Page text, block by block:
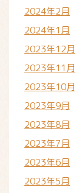
2024年2月
2024年1月
2023年12月
2023年11月
2023年10月
2023年9月
2023年8月
2023年7月
2023年6月
2023年5月